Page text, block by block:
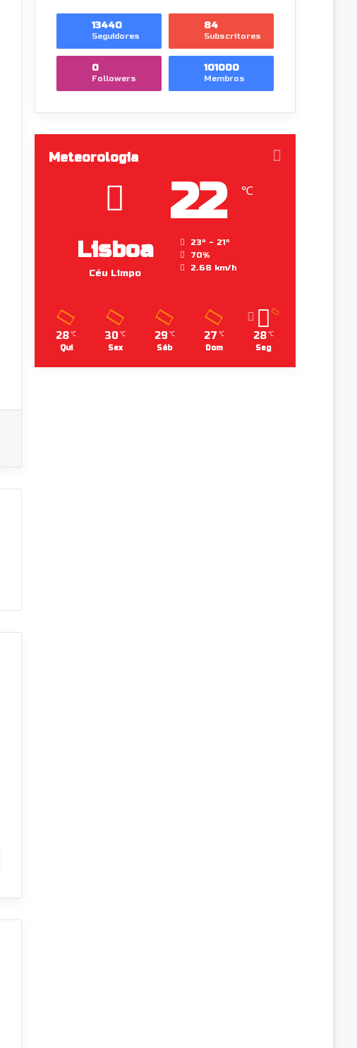
13440
Seguidores
84
Subscritores
0
Followers
101000
Membros
Meteorologia
Lisboa
Céu Limpo
22 ℃
23º - 21º
70%
2.68 km/h
28 ℃
Qui
30 ℃
Sex
29 ℃
Sáb
27 ℃
Dom
28 ℃
Seg